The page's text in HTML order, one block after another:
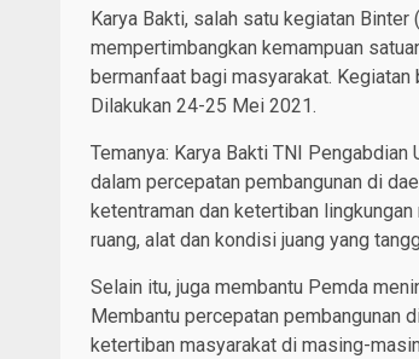
Karya Bakti, salah satu kegiatan
mempertimbangkan kemampuan
bermanfaat bagi masyarakat.
Dilakukan 24-25 Mei 2021.
Temanya: Karya Bakti TNI Pengabdian
dalam percepatan pembangunan di
ketentraman dan ketertiban
ruang, alat dan kondisi juang yang
Selain itu, juga membantu Pemda
Membantu percepatan pembangunan
ketertiban masyarakat di masing-